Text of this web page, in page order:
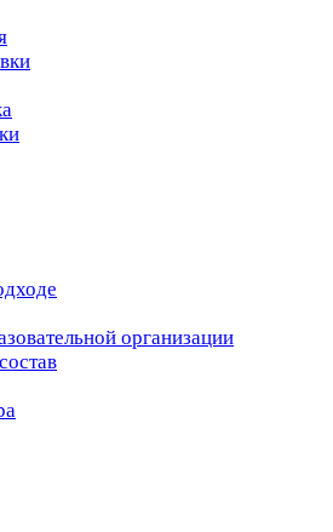
организации